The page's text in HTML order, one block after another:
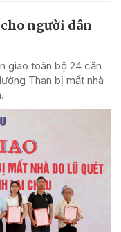
người dân
giao toàn bộ 24 căn
Than bị mất nhà